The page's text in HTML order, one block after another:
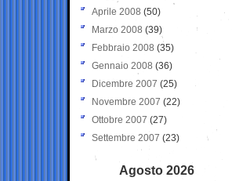
Aprile 2008 (50)
Marzo 2008 (39)
Febbraio 2008 (35)
Gennaio 2008 (36)
Dicembre 2007 (25)
Novembre 2007 (22)
Ottobre 2007 (27)
Settembre 2007 (23)
Agosto 2026